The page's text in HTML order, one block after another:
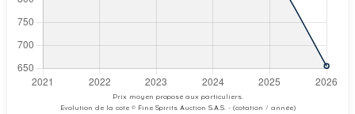
Prix moyen proposé aux particuliers.
Evolution de la cote © Fine Spirits Auction S.A.S. - (cotation / année)